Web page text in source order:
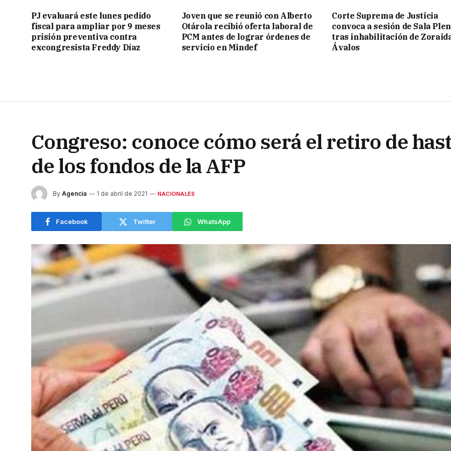
PJ evaluará este lunes pedido
fiscal para ampliar por 9 meses
prisión preventiva contra
excongresista Freddy Díaz
Joven que se reunió con Alberto
Otárola recibió oferta laboral de
PCM antes de lograr órdenes de
servicio en Mindef
Corte Suprema de Justicia
convoca a sesión de Sala
tras inhabilitación de
Ávalos
Congreso: conoce cómo será el retiro de
de los fondos de la AFP
By Agencia 1 de abril de 2021 NACIONALES
Facebook Twitter WhatsApp